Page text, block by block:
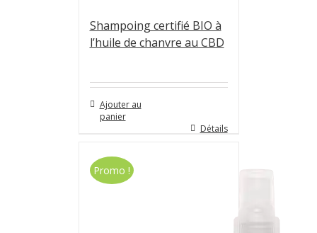
Shampoing certifié BIO à
l’huile de chanvre au CBD
Ajouter au
panier
Détails
Promo !